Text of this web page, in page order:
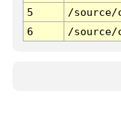
5
/source/
6
/source/